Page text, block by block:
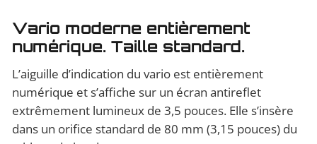
Vario moderne entièrement
numérique. Taille standard.
L’aiguille d’indication du vario est entièrement
numérique et s’affiche sur un écran antireflet
extrêmement lumineux de 3,5 pouces. Elle s’insère
dans un orifice standard de 80 mm (3,15 pouces) du